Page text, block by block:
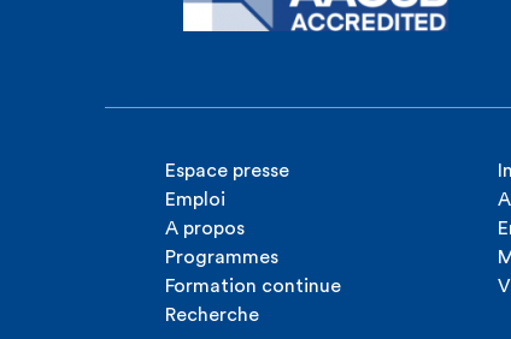
Espace presse
Emploi
A propos
Programmes
Formation continue
Recherche